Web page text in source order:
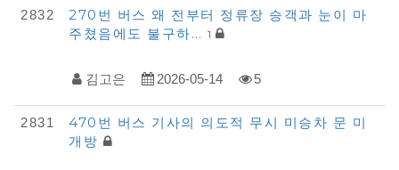
동
편
2832
270번 버스 왜 전부터 정류장 승객과 눈이 마
주쳤음에도 불구하… 1
김고은 2026-05-14 5
2831
470번 버스 기사의 의도적 무시 미승차 문 미
개방